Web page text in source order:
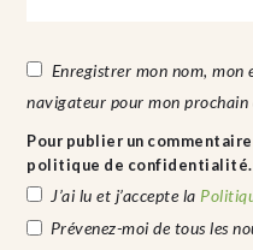
Enregistrer mon nom, mon
navigateur pour mon prochain
Pour publier un
politique de confidentialité.
J’ai lu et j’accepte la
Prévenez-moi de tous les